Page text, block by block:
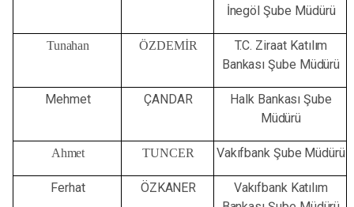
İnegöl Şube Müdürü
Tunahan ÖZDEMİR T.C. Ziraat Katılım
Bankası Şube Müdürü
Mehmet ÇANDAR Halk Bankası Şube
Müdürü
Ahmet TUNCER Vakıfbank Şube Müdürü
Ferhat ÖZKANER Vakıfbank Katılım